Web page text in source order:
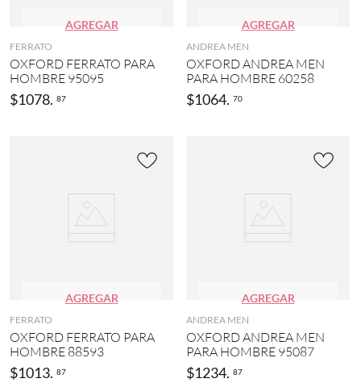
AGREGAR
FERRATO
OXFORD FERRATO PARA
HOMBRE 95095
$1078. 87
AGREGAR
ANDREA MEN
OXFORD ANDREA MEN
PARA HOMBRE 60258
$1064. 70
AGREGAR
FERRATO
OXFORD FERRATO PARA
HOMBRE 88593
$1013. 87
AGREGAR
ANDREA MEN
OXFORD ANDREA MEN
PARA HOMBRE 95087
$1234. 87